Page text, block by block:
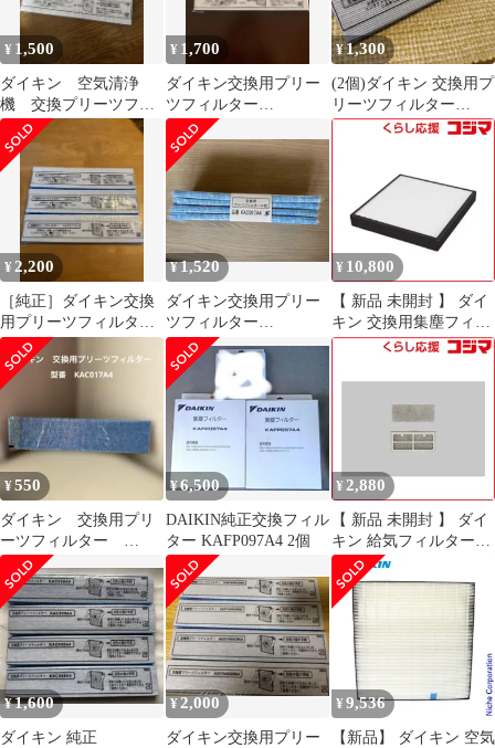
¥ 1,500
ダイキン 空気清浄
機 交換プリーツフィ
ルター
KAC017A4 4個セッ
ト
¥ 1,700
ダイキン交換用プリー
ツフィルター
KAC998A4 4枚セット
¥1,300
(2個)ダイキン 交換用プ
リーツフィルター
KAC017A4
¥2,200
［純正］ダイキン交換
用プリーツフィルター
KAC017A4 3枚セット
¥1,520
ダイキン交換用プリー
ツフィルター
KAC017A4 4枚入り【新
品】
¥ 10,800
【 新品 未開封 】 ダイ
キン 交換用集塵フィル
ター KAFP100A4 未使
¥550
ダイキン 交換用プリ
ーツフィルター
KAC017A4
¥6,500
DAIKIN純正交換フィル
ター KAFP097A4 2個
¥ 2,880
【 新品 未開封 】 ダイ
キン 給気フィルター
KAF002A43 未使用 送
料無料
¥1,600
ダイキン 純正
¥ 2,000
ダイキン交換用プリー
¥ 9,536
【新品】 ダイキン 空気